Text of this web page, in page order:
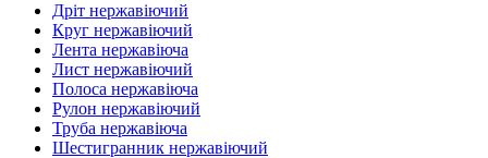
Дріт нержавіючий
Круг нержавіючий
Лента нержавіюча
Лист нержавіючий
Полоса нержавіюча
Рулон нержавіючий
Труба нержавіюча
Шестигранник нержавіючий